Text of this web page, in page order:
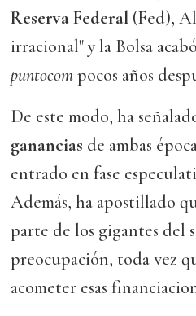
Reserva Federal (Fed),
irracional" y la Bolsa
puntocompocos años
De este modo, ha
ganancias de ambas
entrado en fase
Además, ha apostillado
parte de los gigantes del
preocupación, toda vez
acometer esas